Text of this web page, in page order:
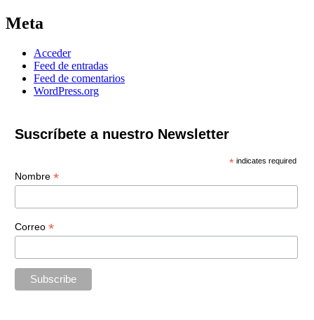
Meta
Acceder
Feed de entradas
Feed de comentarios
WordPress.org
Suscríbete a nuestro Newsletter
* indicates required
Nombre *
Correo *